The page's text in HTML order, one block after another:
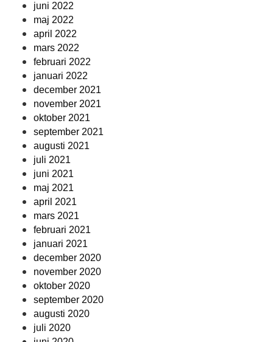
juni 2022
maj 2022
april 2022
mars 2022
februari 2022
januari 2022
december 2021
november 2021
oktober 2021
september 2021
augusti 2021
juli 2021
juni 2021
maj 2021
april 2021
mars 2021
februari 2021
januari 2021
december 2020
november 2020
oktober 2020
september 2020
augusti 2020
juli 2020